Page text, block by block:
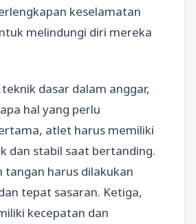
keselamatan
melindungi diri mereka
dasar dalam anggar,
hal yang perlu
atlet harus memiliki
dan stabil saat bertanding.
tangan harus dilakukan
tepat sasaran. Ketiga,
kecepatan dan